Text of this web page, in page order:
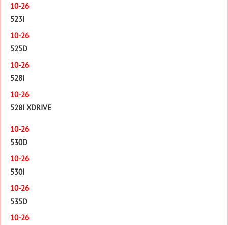
10-26
523I
10-26
525D
10-26
528I
10-26
528I XDRIVE
10-26
530D
10-26
530I
10-26
535D
10-26